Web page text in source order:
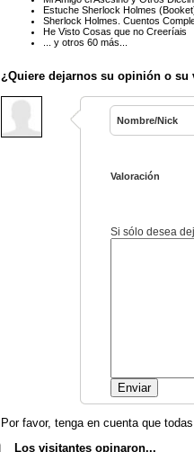
Estuche Sherlock Holmes
Sherlock Holmes. Cuentos
He Visto Cosas que no Creeríais
... y otros 60 más...
¿Quiere dejarnos su opinión o su
Nombre/Nick
Valoración
Si sólo desea
Por favor, tenga en cuenta que
Los visitantes opinaron...